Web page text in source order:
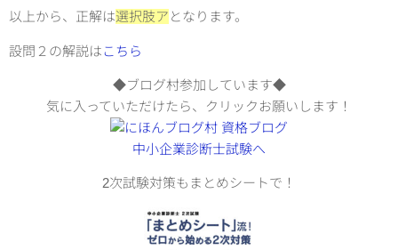
以上から、正解は選択肢ア となります。
設問２の解説はこちら
◆ブログ村参加しています◆
気に入っていただけたら、クリックお願いします！
2次試験対策もまとめシートで！